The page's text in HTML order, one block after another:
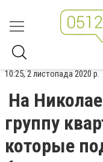
10:25, 2 листопада 2020 р.
На
группу
которые